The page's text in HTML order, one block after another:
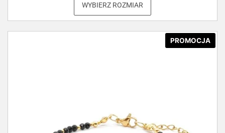
WYBIERZ ROZMIAR
PROMOCJA